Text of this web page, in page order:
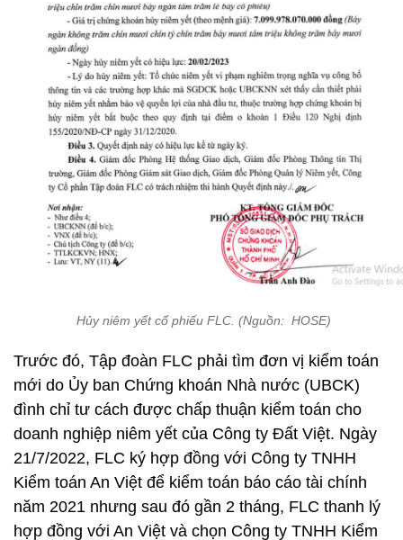
Hủy niêm yết cổ phiếu FLC. (Nguồn: HOSE)
Trước đó, Tập đoàn FLC phải tìm đơn vị kiểm toán
mới do Ủy ban Chứng khoán Nhà nước (UBCK)
đình chỉ tư cách được chấp thuận kiểm toán cho
doanh nghiệp niêm yết của Công ty Đất Việt. Ngày
21/7/2022, FLC ký hợp đồng với Công ty TNHH
Kiểm toán An Việt để kiểm toán báo cáo tài chính
năm 2021 nhưng sau đó gần 2 tháng, FLC thanh lý
hợp đồng với An Việt và chọn Công ty TNHH Kiểm